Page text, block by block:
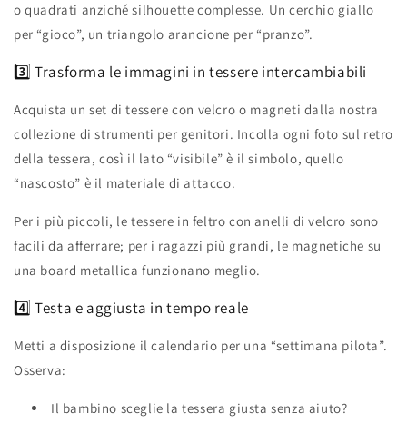
o quadrati anziché silhouette complesse. Un cerchio giallo
per “gioco”, un triangolo arancione per “pranzo”.
3️⃣ Trasforma le immagini in tessere intercambiabili
Acquista un set di tessere con velcro o magneti dalla nostra
collezione di strumenti per genitori. Incolla ogni foto sul retro
della tessera, così il lato “visibile” è il simbolo, quello
“nascosto” è il materiale di attacco.
Per i più piccoli, le tessere in feltro con anelli di velcro sono
facili da afferrare; per i ragazzi più grandi, le magnetiche su
una board metallica funzionano meglio.
4️⃣ Testa e aggiusta in tempo reale
Metti a disposizione il calendario per una “settimana pilota”.
Osserva:
Il bambino sceglie la tessera giusta senza aiuto?